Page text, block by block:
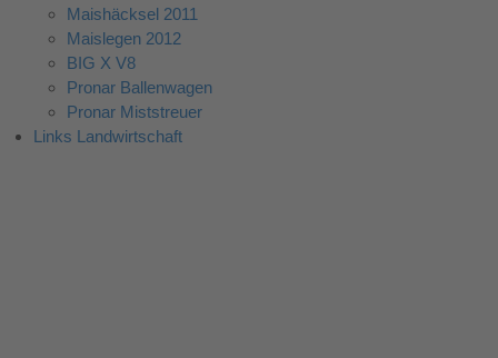
Maishäcksel 2011
Maislegen 2012
BIG X V8
Pronar Ballenwagen
Pronar Miststreuer
Links Landwirtschaft